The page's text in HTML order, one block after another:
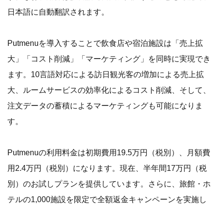
日本語に自動翻訳されます。
Putmenuを導入することで飲食店や宿泊施設は「売上拡
大」「コスト削減」「マーケティング」を同時に実現でき
ます。10言語対応による訪日観光客の増加による売上拡
大、ルームサービスの効率化によるコスト削減、そして、
注文データの蓄積によるマーケティングも可能になりま
す。
Putmenuの利用料金は初期費用19.5万円（税別）、月額費
用2.4万円（税別）になります。現在、半年間17万円（税
別）のお試しプランを提供しています。さらに、旅館・ホ
テルの1,000施設を限定で全額返金キャンペーンを実施し